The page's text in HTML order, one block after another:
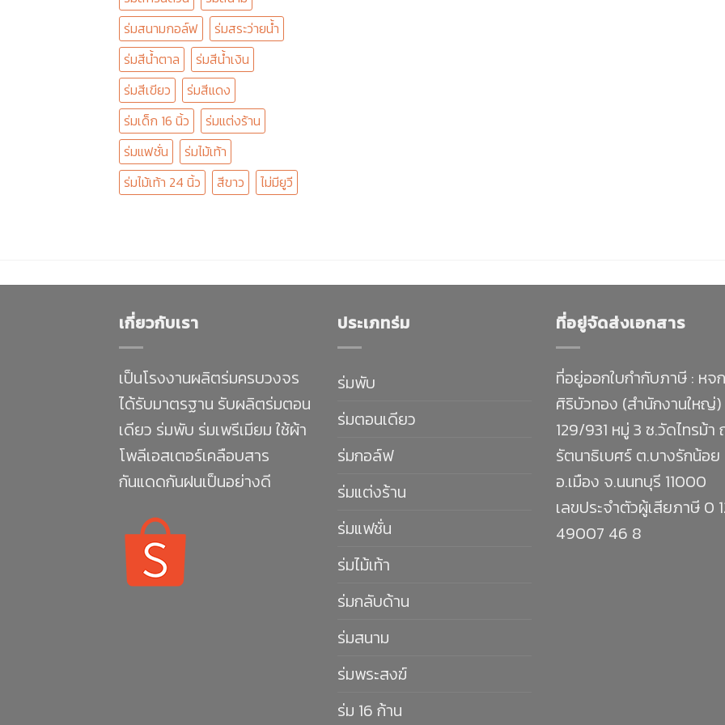
ร่มสนามกอล์ฟ
ร่มสระว่ายน้ำ
ร่มสีน้ำตาล
ร่มสีน้ำเงิน
ร่มสีเขียว
ร่มสีแดง
ร่มเด็ก 16 นิ้ว
ร่มแต่งร้าน
ร่มแฟชั่น
ร่มไม้เท้า
ร่มไม้เท้า 24 นิ้ว
สีขาว ไม่มียูวี
เกี่ยวกับเรา
เป็นโรงงานผลิตร่มครบวงจร
ได้รับมาตรฐาน รับผลิตร่มตอน
เดียว ร่มพับ ร่มเพรีเมียม ใช้ผ้า
โพลีเอสเตอร์เคลือบสาร
กันแดดกันฝนเป็นอย่างดี
ประเภทร่ม
ร่มพับ
ร่มตอนเดียว
ร่มกอล์ฟ
ร่มแต่งร้าน
ร่มแฟชั่น
ร่มไม้เท้า
ร่มกลับด้าน
ร่มสนาม
ร่มพระสงฆ์
ร่ม 16 ก้าน
ที่อยู่จัดส่งเอกสาร
ที่อยู่ออกใบกำกับภาษี : หจ
ศิริบัวทอง (สำนักงานใหญ่)
129/931 หมู่ 3 ซ.วัดไทรม้า
รัตนาธิเบศร์ ต.บางรักน้อย
อ.เมือง จ.นนทบุรี 11000
เลขประจำตัวผู้เสียภาษี 0
49007 46 8